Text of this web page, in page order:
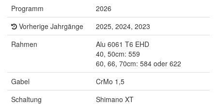
Programm
2026
Vorherige Jahrgänge
2025, 2024, 2023
Rahmen
Alu 6061 T6 EHD
40, 50cm: 559
60, 66, 70cm: 584 oder 622
Gabel
CrMo 1,5
Schaltung
Shimano XT